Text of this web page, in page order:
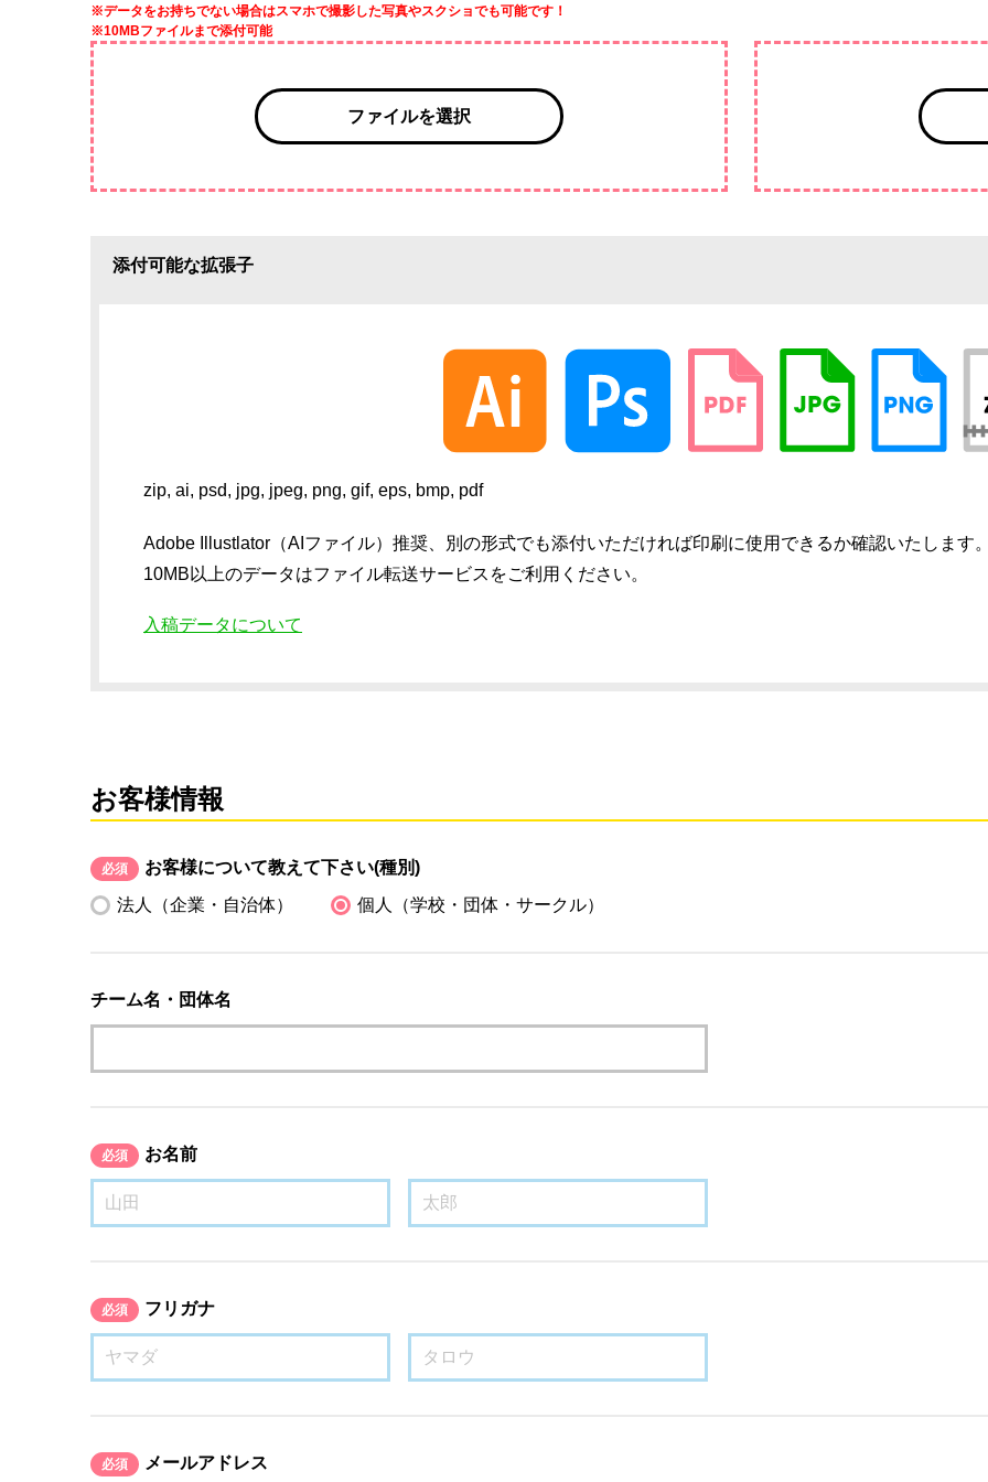
※データをお持ちでない場合はスマホで撮影した写真やスクショでも可能です！
※10MBファイルまで添付可能
ファイルを選択
添付可能な拡張子
zip, ai, psd, jpg, jpeg, png, gif, eps, bmp, pdf
Adobe Illustlator（AIファイル）推奨、別の形式でも添付いただければ印刷に使用できるか確認いたします
10MB以上のデータはファイル転送サービスをご利用ください。
入稿データについて
お客様情報
必須
お客様について教えて下さい(種別)
法人（企業・自治体）
個人（学校・団体・サークル）
チーム名・団体名
必須 お名前
必須 フリガナ
必須 メールアドレス